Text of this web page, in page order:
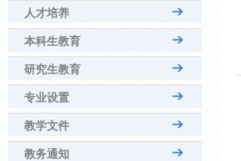
人才培养
本科生教育
研究生教育
专业设置
教学文件
教务通知